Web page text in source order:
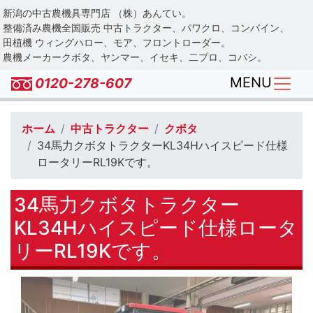
Skip
to
main
content
新潟の中古農機具専門店 （株）あんてい。
整備済み農機全国販売 中古トラクター、パワクロ、コンバイン、
田植機 ウィングハロー、モア、フロントローダー。
農機メーカークボタ、ヤンマー、イセキ、二プロ、コバシ。
0120-278-607 MENU
ホーム 中古トラクター
クボタ
34馬力クボタトラクターKL34Hハイスピード仕様
ロータリーRL19Kです。
34馬力クボタトラクター
KL34Hハイスピード仕様ロータ
リーRL19Kです。